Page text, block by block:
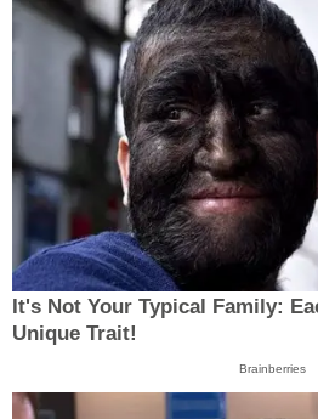
It's Not Your Typical Family:
Unique Trait!
Brainberries